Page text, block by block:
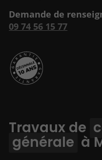
Demande de
09 74 56 15 77
Travaux de
générale à